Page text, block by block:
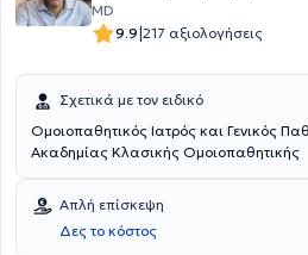
MD
9.9|217 αξιολογήσεις
Σχετικά με τον ειδικό
Ομοιοπαθητικός Ιατρός και Γενικός
Ακαδημίας Κλασικής Ομοιοπαθητικής
Απλή επίσκεψη
Δες το κόστος